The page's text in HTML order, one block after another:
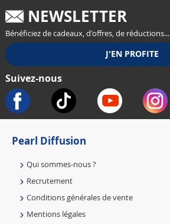
NEWSLETTER
Bénéficiez de cadeaux, d'offres, de réductions...
Suivez-nous
Pearl Diffusion
Qui sommes-nous ?
Recrutement
Conditions générales de vente
Mentions légales